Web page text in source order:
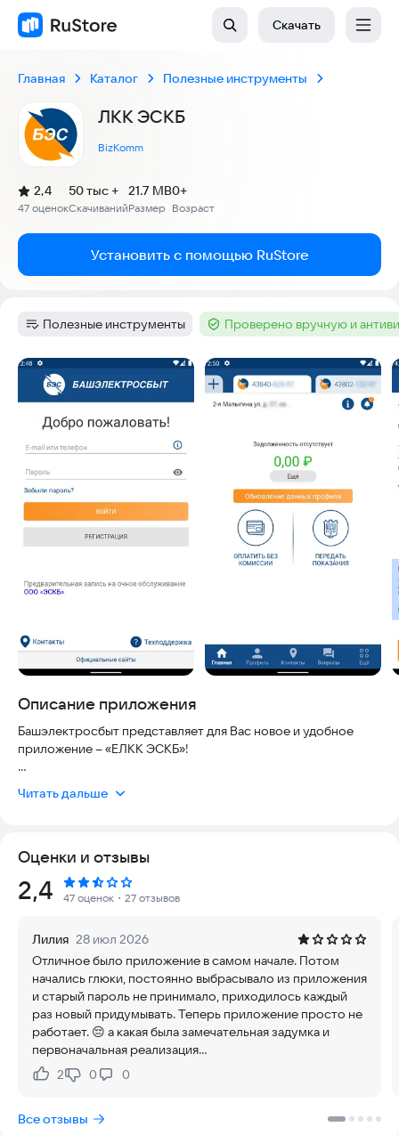
Скачать
Главная Каталог Полезные инструменты
ЛКК ЭСКБ
BizKomm
Рейтинг:
2,4
(
47 оценок
)
Скачиваний
50 тыс +
Размер
21.7 MB
Возраст
0+
Установить с помощью RuStore
Категория:
Полезные инструменты Тег :Проверено вручную и
Скриншоты
Описание приложения
Башэлектросбыт представляет для Вас новое и удобное
приложение – «ЕЛКК ЭСКБ»!
по электроснабжению, позволит контролировать
офисы.
Башэлектросбыт всегда напомнит Вам о периоде передачи
показаний по Вашему прибору учета электроэнергии и
уведомлений.
Если Вы зарегистрированы в Личном кабинете на сайте
Башэлектросбыт, для входа в приложение Вам достаточно
использовать указанный Вами при регистрации номер
телефона или e-mail и пароль.
С помощью нашего приложения можно:
• Добавлять лицевые счета;
• Оплачивать счёт без комиссии;
Читать дальше
Оценки и отзывы
Рейтинг:
2,4 47 оценок ・27 отзывов
Лилия 28 июл 2026
Отличное было приложение в самом начале. Потом
начались глюки, постоянно выбрасывало из приложения
и старый пароль не принимало, приходилось каждый
раз новый придумывать. Теперь приложение просто не
работает. 😔 а какая была замечательная задумка и
первоначальная реализация...
Нравится:
2Не нравится:
0 0
Все отзывы